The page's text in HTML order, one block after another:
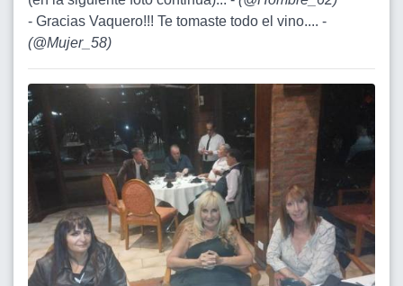
- Gracias Vaquero!!! Te tomaste todo el vino.... -
(@Mujer_58)